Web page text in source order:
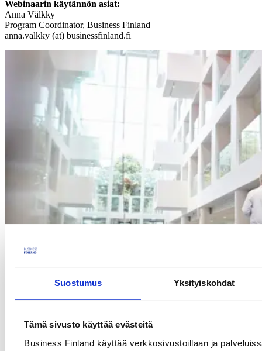
Suostumus Yksityiskohdat
Tämä sivusto käyttää evästeitä
Business Finland käyttää verkkosivustoillaan ja
Webinaarin käytännön asiat:
Anna Välkky
Program Coordinator, Business Finland
anna.valkky (at) businessfinland.fi
erityispiirteensä ja yhteiset tekijänsä. Molemmat markkinat etsivät